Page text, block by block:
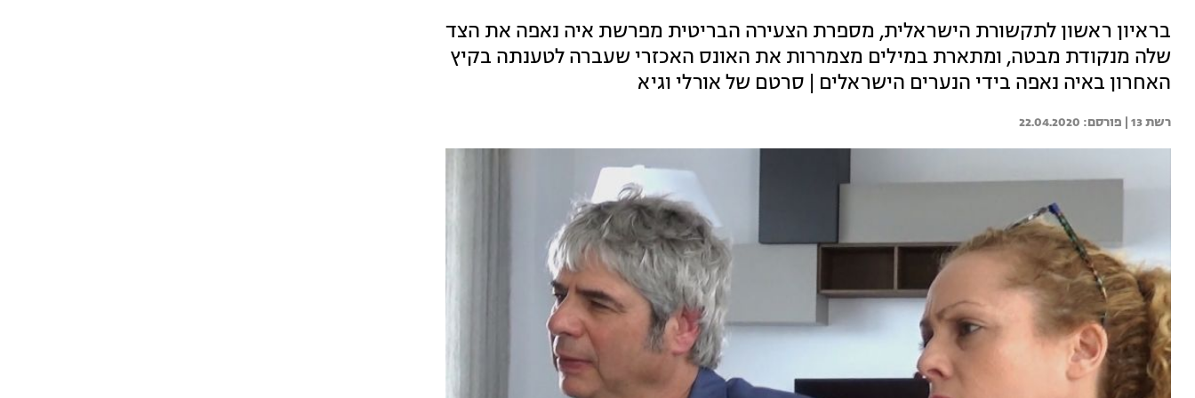
בראיון ראשון לתקשורת הישראלית, מספרת הצעירה הבריטית מפרשת איה נאפה את הצד
שלה מנקודת מבטה, ומתארת במילים מצמררות את האונס האכזרי שעברה לטענתה בקיץ
האחרון באיה נאפה בידי הנערים הישראלים | סרטם של אורלי וגיא
רשת 13 | 22.04.2020